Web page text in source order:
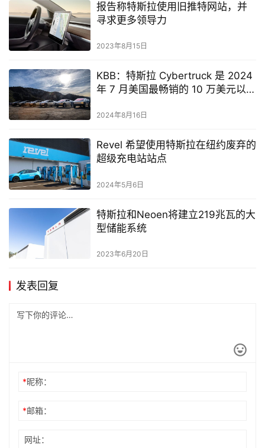
报告称特斯拉使用旧推特网站，并
寻求更多领导力
2023年8月15日
KBB：特斯拉 Cyber​​truck 是 2024
年 7 月美国最畅销的 10 万美元以上
2024年8月16日
Revel 希望使用特斯拉在纽约废弃的
超级充电站站点
2024年5月6日
特斯拉和Neoen将建立219兆瓦的大
型储能系统
2023年6月20日
发表回复
*昵称：
*邮箱：
网址：